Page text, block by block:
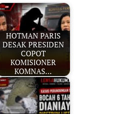
HOTMAN PARIS
DESAK PRESIDEN
COPOT
KOMISIONER
KOMNAS…